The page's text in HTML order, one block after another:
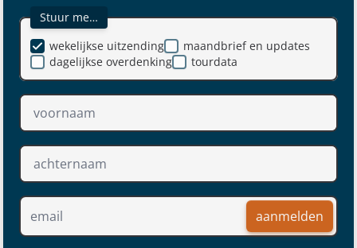
Stuur me…
maandbrief en updates
dagelijkse overdenking
wekelijkse uitzending
tourdata
aanmelden